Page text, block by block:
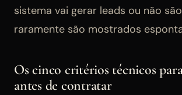
sistema vai gerar leads ou não
raramente são mostrados
Os cinco critérios técnicos
antes de contratar